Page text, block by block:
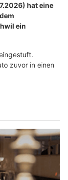
hat eine
ein
zuvor in einen